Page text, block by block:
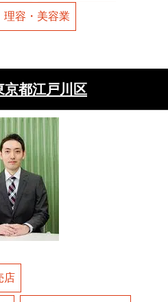
理容・美容業
京都江戸川区
店